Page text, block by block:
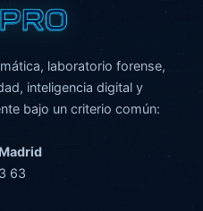
laboratorio forense,
inteligencia digital y
bajo un criterio común:
63